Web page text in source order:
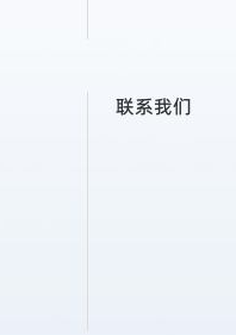
联系我们